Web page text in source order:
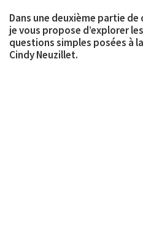
Dans une deuxième partie
je vous propose d’explorer
questions simples posées à
Cindy Neuzillet.